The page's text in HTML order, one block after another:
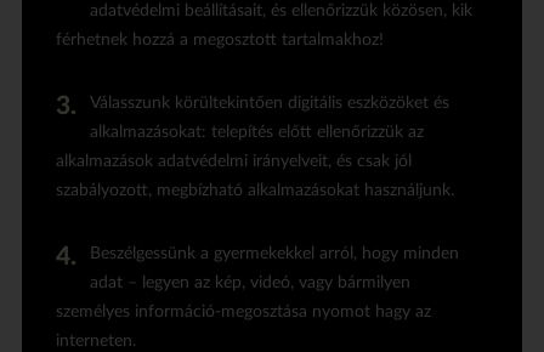
adatvédelmi beállításait, és ellenőrizzük közösen, kik
férhetnek hozzá a megosztott tartalmakhoz!
Válasszunk körültekintően digitális eszközöket és
alkalmazásokat: telepítés előtt ellenőrizzük az
alkalmazások adatvédelmi irányelveit, és csak jól
szabályozott, megbízható alkalmazásokat használjunk.
Beszélgessünk a gyermekekkel arról, hogy minden
adat – legyen az kép, videó, vagy bármilyen
személyes információ-megosztása nyomot hagy az
interneten.